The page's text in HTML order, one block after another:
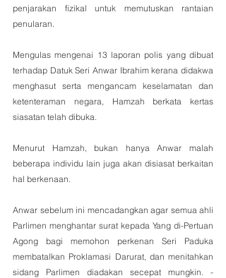
penjarakan fizikal untuk memutuskan rantaian
penularan.
Mengulas mengenai 13 laporan polis yang dibuat
terhadap Datuk Seri Anwar Ibrahim kerana didakwa
menghasut serta mengancam keselamatan dan
ketenteraman negara, Hamzah berkata kertas
siasatan telah dibuka.
Menurut Hamzah, bukan hanya Anwar malah
beberapa individu lain juga akan disiasat berkaitan
hal berkenaan.
Anwar sebelum ini mencadangkan agar semua ahli
Parlimen menghantar surat kepada Yang di-Pertuan
Agong bagi memohon perkenan Seri Paduka
membatalkan Proklamasi Darurat, dan menitahkan
sidang Parlimen diadakan secepat mungkin. -